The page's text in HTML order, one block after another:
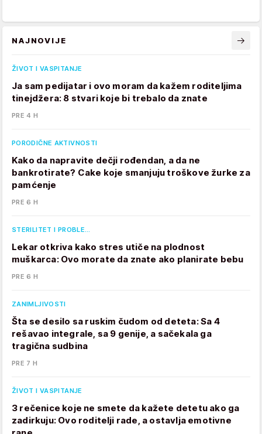
NAJNOVIJE
ŽIVOT I VASPITANJE
Ja sam pedijatar i ovo moram da kažem roditeljima
tinejdžera: 8 stvari koje bi trebalo da znate
PRE 4 H
PORODIČNE AKTIVNOSTI
Kako da napravite dečji rođendan, a da ne
bankrotirate? Cake koje smanjuju troškove žurke za
pamćenje
PRE 6 H
STERILITET I PROBLE…
Lekar otkriva kako stres utiče na plodnost
muškarca: Ovo morate da znate ako planirate bebu
PRE 6 H
ZANIMLJIVOSTI
Šta se desilo sa ruskim čudom od deteta: Sa 4
rešavao integrale, sa 9 genije, a sačekala ga
tragična sudbina
PRE 7 H
ŽIVOT I VASPITANJE
3 rečenice koje ne smete da kažete detetu ako ga
zadirkuju: Ovo roditelji rade, a ostavlja emotivne